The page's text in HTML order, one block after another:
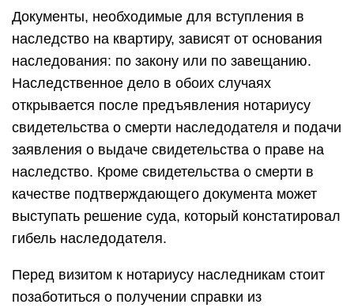
Документы, необходимые для вступления в
наследство на квартиру, зависят от основания
наследования: по закону или по завещанию.
Наследственное дело в обоих случаях
открывается после предъявления нотариусу
свидетельства о смерти наследодателя и подачи
заявления о выдаче свидетельства о праве на
наследство. Кроме свидетельства о смерти в
качестве подтверждающего документа может
выступать решение суда, который констатировал
гибель наследодателя.
Перед визитом к нотариусу наследникам стоит
позаботиться о получении справки из